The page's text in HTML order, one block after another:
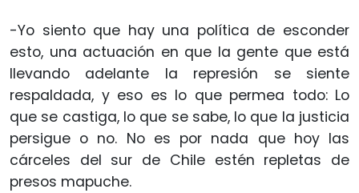
-Yo siento que hay una política de esconder
esto, una actuación en que la gente que está
llevando adelante la represión se siente
respaldada, y eso es lo que permea todo: Lo
que se castiga, lo que se sabe, lo que la justicia
persigue o no. No es por nada que hoy las
cárceles del sur de Chile estén repletas de
presos mapuche.